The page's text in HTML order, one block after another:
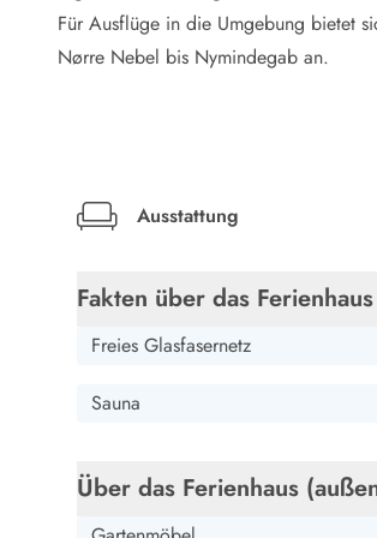
LEGOLAND® Rabatt
Urlaub mit Kindern
Urlaub mit Hund
Zoos und Tierparks in Dänemark
Angeln in Dänemark
Bowling in Dänemark
Minigolf spielen in Dänemark
Schwimmhallen und Badeländer
Golfen in Dänemark
Fahrradfahren in Dänemark
Reiten in Dänemark
Für Ausflüge in die Umgebung bietet
Nørre Nebel bis Nymindegab an.
Ausstattung
Fakten über das
Freies Glasfasernetz
Sauna
Über das Ferienhaus